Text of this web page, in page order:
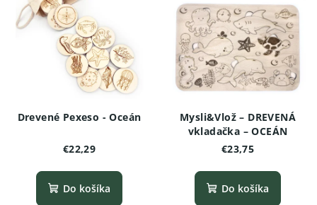
Drevené Pexeso - Oceán
€22,29
Do košíka
Mysli&Vlož – DREVENÁ
vkladačka – OCEÁN
€23,75
Do košíka